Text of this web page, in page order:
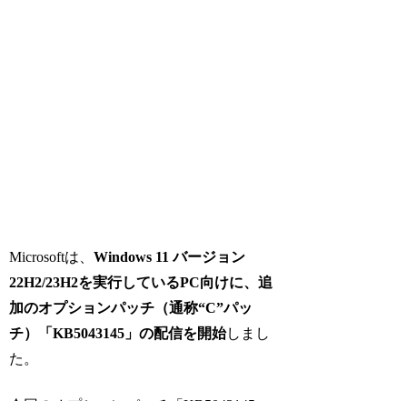
Microsoftは、Windows 11 バージョン
22H2/23H2を実行しているPC向けに、追
加のオプションパッチ（通称“C”パッ
チ）「KB5043145」の配信を開始しまし
た。